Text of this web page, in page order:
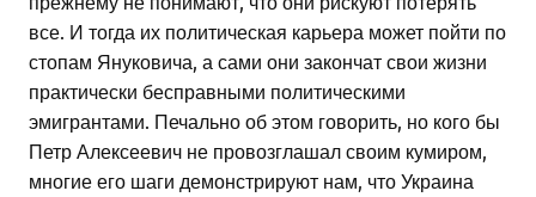
все. И тогда их политическая карьера может пойти по
стопам Януковича, а сами они закончат свои жизни
практически бесправными политическими
эмигрантами. Печально об этом говорить, но кого бы
Петр Алексеевич не провозглашал своим кумиром,
многие его шаги демонстрируют нам, что Украина